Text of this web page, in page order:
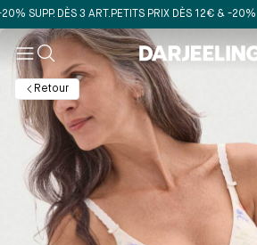
DÈS 3 ART. PETITS PRIX DÈS 12€ & -20%
Retour